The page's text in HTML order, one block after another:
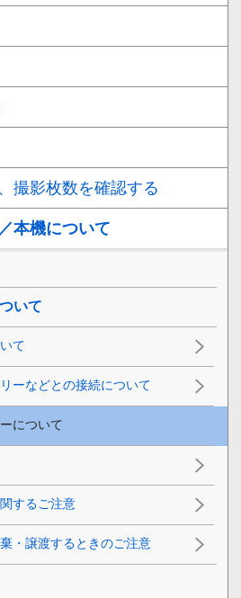
撮影枚数を確認する
本機について
いて
て
ーなどとの接続について
について
するご注意
・譲渡するときのご注意